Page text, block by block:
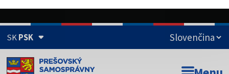
SKPSK
Doména psk.sk je oficiálna